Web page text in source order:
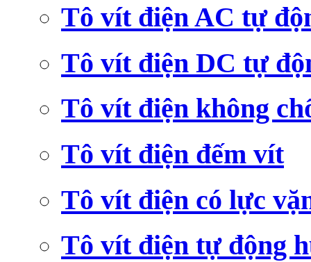
Tô vít điện AC tự
Tô vít điện DC tự
Tô vít điện không
Tô vít điện đếm vít
Tô vít điện có lực
Tô vít điện tự động